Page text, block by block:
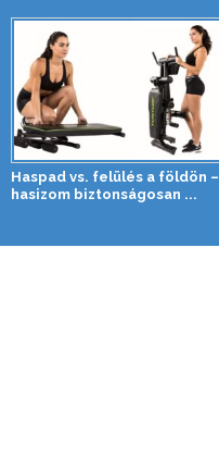
Haspad vs. felülés a földön –
hasizom biztonságosan ...